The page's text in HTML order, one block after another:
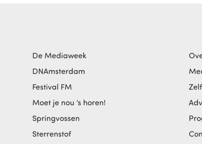
De Mediaweek
DNAmsterdam
Festival FM
Moet je nou ‘s horen!
Springvossen
Sterrenstof